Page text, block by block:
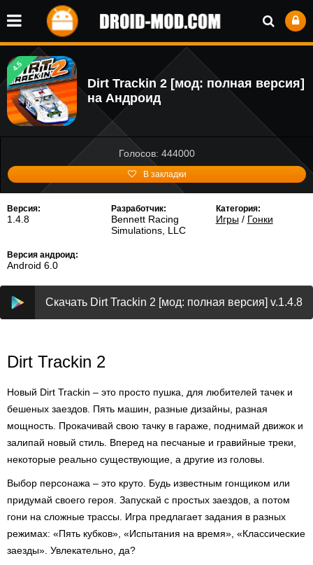
4.5
Dirt Trackin 2 [мод: полная версия]
на Андроид
Голосов: 444000
В закладки
Версия:
1.4.8
Разработчик:
Bennett Racing
Simulations, LLC
Категория:
Игры/ Гонки
Версия андроид:
Android 6.0
Скачать Dirt Trackin 2 [мод: полная версия] v.1.4.8
Dirt Trackin 2
Новый Dirt Trackin – это просто пушка, для любителей тачек и
бешеных заездов. Пять машин, разные дизайны, разная
мощность. Прокачивай свою тачку в гараже, поднимай движок и
залипай новый стиль. Вперед на песчаные и гравийные треки,
некоторые реально существующие, а другие из головы.
Выбор персонажа – это круто. Будь известным гонщиком или
придумай своего героя. Запускай с простых заездов, а потом
гони на сложные трассы. Игра предлагает задания в разных
режимах: «Пять кубков», «Испытания на время», «Классические
заезды». Увлекательно, да?